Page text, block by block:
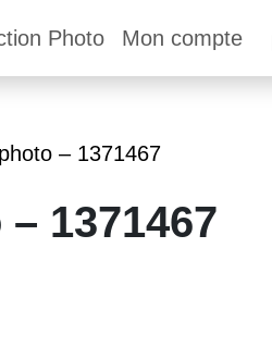
Photo Mon compte
– 1371467
1371467